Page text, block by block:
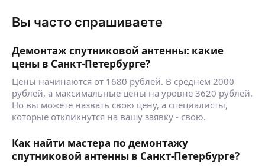
Вы часто спрашиваете
Демонтаж спутниковой антенны: какие
цены в Санкт-Петербурге?
Цены начинаются от 1680 рублей. В среднем 2000
рублей, а максимальные цены на уровне 3620 рублей.
Но вы можете назвать свою цену, а специалисты,
которые откликнутся на вашу заявку - свою.
Как найти мастера по демонтажу
спутниковой антенны в Санкт-Петербурге?